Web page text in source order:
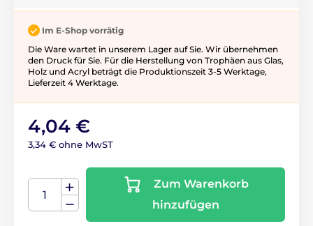
Im E-Shop vorrätig
Die Ware wartet in unserem Lager auf Sie. Wir übernehmen
den Druck für Sie. Für die Herstellung von Trophäen aus Glas,
Holz und Acryl beträgt die Produktionszeit 3-5 ​​Werktage,
Lieferzeit 4 Werktage.
4,04 €
3,34 € ohne MwST
Zum Warenkorb
hinzufügen